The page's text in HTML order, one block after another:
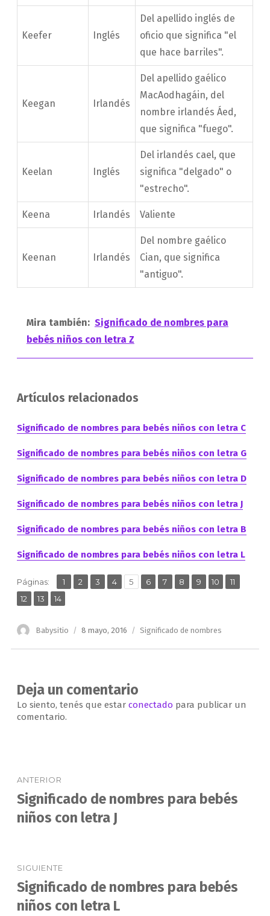
Keefer Inglés
Del apellido inglés de
oficio que significa "el
que hace barriles".
Keegan Irlandés
Del apellido gaélico
MacAodhagáin, del
nombre irlandés Áed,
que significa "fuego".
Keelan Inglés
Del irlandés cael, que
significa "delgado" o
"estrecho".
Keena Irlandés Valiente
Keenan Irlandés
Del nombre gaélico
Cian, que significa
"antiguo".
Mira también: Significado de nombres para
bebés niños con letra Z
Artículos relacionados
Significado de nombres para bebés niños con letra C
Significado de nombres para bebés niños con letra G
Significado de nombres para bebés niños con letra D
Significado de nombres para bebés niños con letra J
Significado de nombres para bebés niños con letra B
Significado de nombres para bebés niños con letra L
Páginas: Página
1 ,
Página
2 ,Página
3 ,
Página
4 ,Página
5 ,Página
6 ,
Página
7 ,
Página
8 ,
Página
9 ,
Página
10 ,
Página
11
Página
12 ,
Página
13 ,
Página
14
Autor
Babysitio
Publicado
8 mayo, 2016 Categorías
Significado de nombres
Deja un comentario
Lo siento, tenés que estar conectado para publicar un
comentario.
de
entradas
ANTERIOR
Entrada
anterior:
Significado de nombres para bebés
niños con letra J
SIGUIENTE
Entrada
siguiente:
Significado de nombres para bebés
niños con letra L